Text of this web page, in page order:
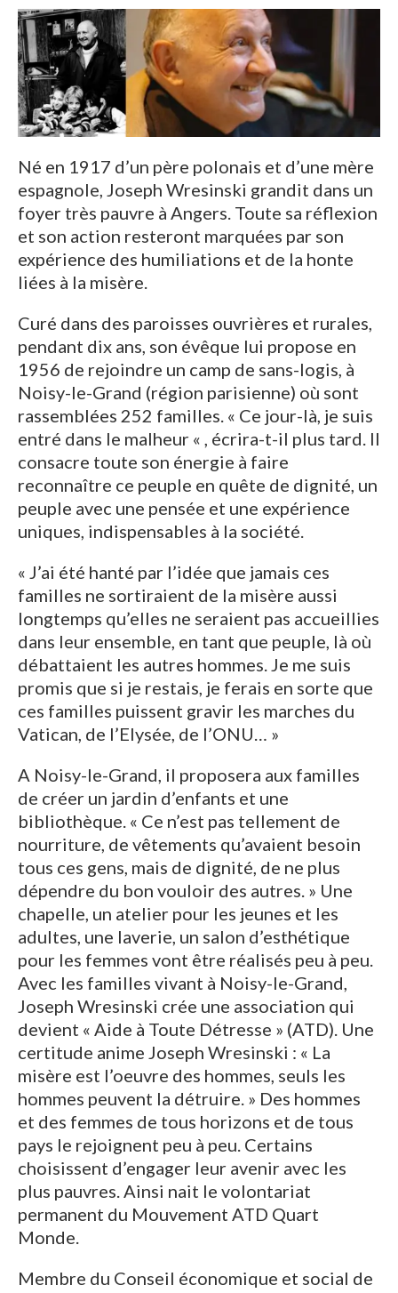
Né en 1917 d’un père polonais et d’une mère
espagnole, Joseph Wresinski grandit dans un
foyer très pauvre à Angers. Toute sa réflexion
et son action resteront marquées par son
expérience des humiliations et de la honte
liées à la misère.
Curé dans des paroisses ouvrières et rurales,
pendant dix ans, son évêque lui propose en
1956 de rejoindre un camp de sans-logis, à
Noisy-le-Grand (région parisienne) où sont
rassemblées 252 familles. « Ce jour-là, je suis
entré dans le malheur « , écrira-t-il plus tard. Il
consacre toute son énergie à faire
reconnaître ce peuple en quête de dignité, un
peuple avec une pensée et une expérience
uniques, indispensables à la société.
« J’ai été hanté par l’idée que jamais ces
familles ne sortiraient de la misère aussi
longtemps qu’elles ne seraient pas accueillies
dans leur ensemble, en tant que peuple, là où
débattaient les autres hommes. Je me suis
promis que si je restais, je ferais en sorte que
ces familles puissent gravir les marches du
Vatican, de l’Elysée, de l’ONU… »
A Noisy-le-Grand, il proposera aux familles
de créer un jardin d’enfants et une
bibliothèque. « Ce n’est pas tellement de
nourriture, de vêtements qu’avaient besoin
tous ces gens, mais de dignité, de ne plus
dépendre du bon vouloir des autres. » Une
chapelle, un atelier pour les jeunes et les
adultes, une laverie, un salon d’esthétique
pour les femmes vont être réalisés peu à peu.
Avec les familles vivant à Noisy-le-Grand,
Joseph Wresinski crée une association qui
devient « Aide à Toute Détresse » (ATD). Une
certitude anime Joseph Wresinski : « La
misère est l’oeuvre des hommes, seuls les
hommes peuvent la détruire. » Des hommes
et des femmes de tous horizons et de tous
pays le rejoignent peu à peu. Certains
choisissent d’engager leur avenir avec les
plus pauvres. Ainsi nait le volontariat
permanent du Mouvement ATD Quart
Monde.
Membre du Conseil économique et social de